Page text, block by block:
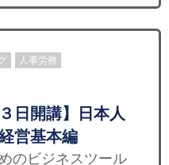
人事労務
日開講】日本人
営基本編
のビジネスツール